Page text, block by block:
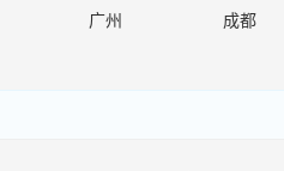
广州
成都